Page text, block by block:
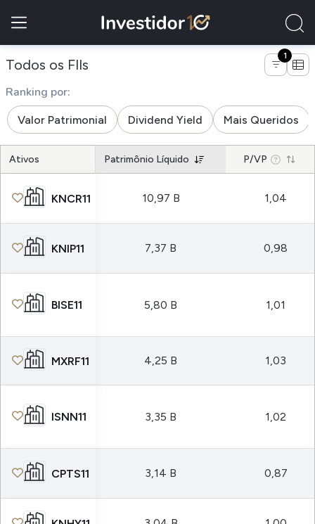
Todos os FIIs de empresas do tipo fundo de papel
1
Ranking por:
Valor Patrimonial Dividend Yield Mais Queridos
Ativos Patrimônio Líquido P/VP
KNCR11 10,97 B 1,04
KNIP11 7,37 B 0,98
BISE11 5,80 B 1,01
MXRF11 4,25 B 1,03
ISNN11 3,35 B 1,02
CPTS11 3,14 B 0,87